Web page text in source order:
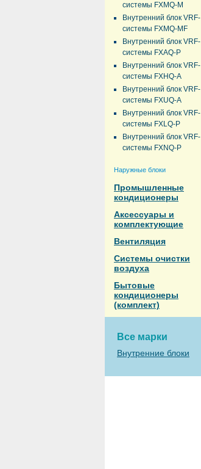
системы FXMQ-M
Внутренний блок VRF-
системы FXMQ-MF
Внутренний блок VRF-
системы FXAQ-P
Внутренний блок VRF-
системы FXHQ-A
Внутренний блок VRF-
системы FXUQ-A
Внутренний блок VRF-
системы FXLQ-P
Внутренний блок VRF-
системы FXNQ-P
Наружные блоки
Промышленные
кондиционеры
Аксессуары и
комплектующие
Вентиляция
Системы очистки
воздуха
Бытовые
кондиционеры
(комплект)
Все марки
Внутренние блоки